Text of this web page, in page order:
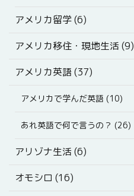
アメリカ留学 (6)
アメリカ移住・現地生活 (9)
アメリカ英語 (37)
アメリカで学んだ英語 (10)
あれ英語で何で言うの？ (26)
アリゾナ生活 (6)
オモシロ (16)